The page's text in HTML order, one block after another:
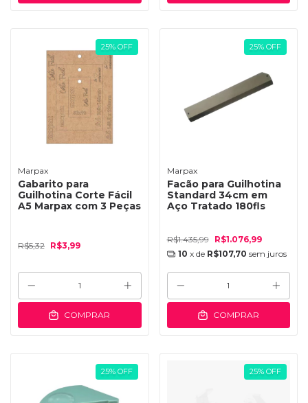
25% OFF
Marpax
Gabarito para
Guilhotina Corte Fácil
A5 Marpax com 3 Peças
R$5,32 R$3,99
COMPRAR
25% OFF
Marpax
Facão para Guilhotina
Standard 34cm em
Aço Tratado 180fls
R$1.435,99
R$1.076,99
10 x de R$107,70 sem juros
COMPRAR
25% OFF 25% OFF